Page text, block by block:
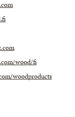
wood/fi
woodproducts